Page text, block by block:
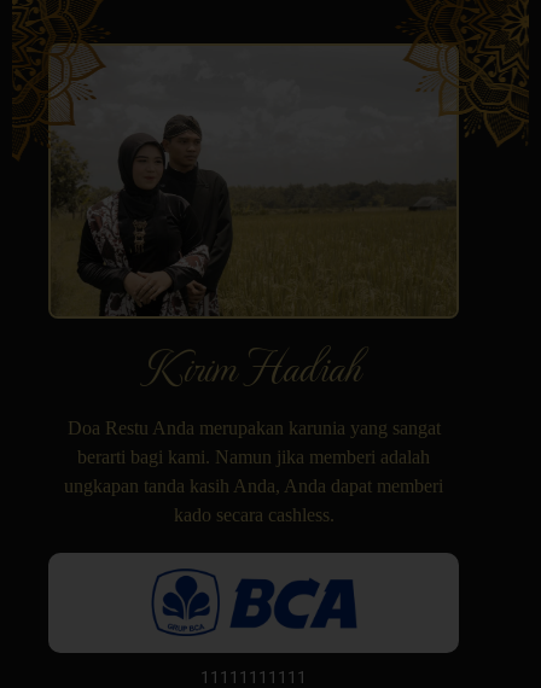
Kirim Hadiah
Doa Restu Anda merupakan karunia yang sangat
berarti bagi kami. Namun jika memberi adalah
ungkapan tanda kasih Anda, Anda dapat memberi
kado secara cashless.
11111111111